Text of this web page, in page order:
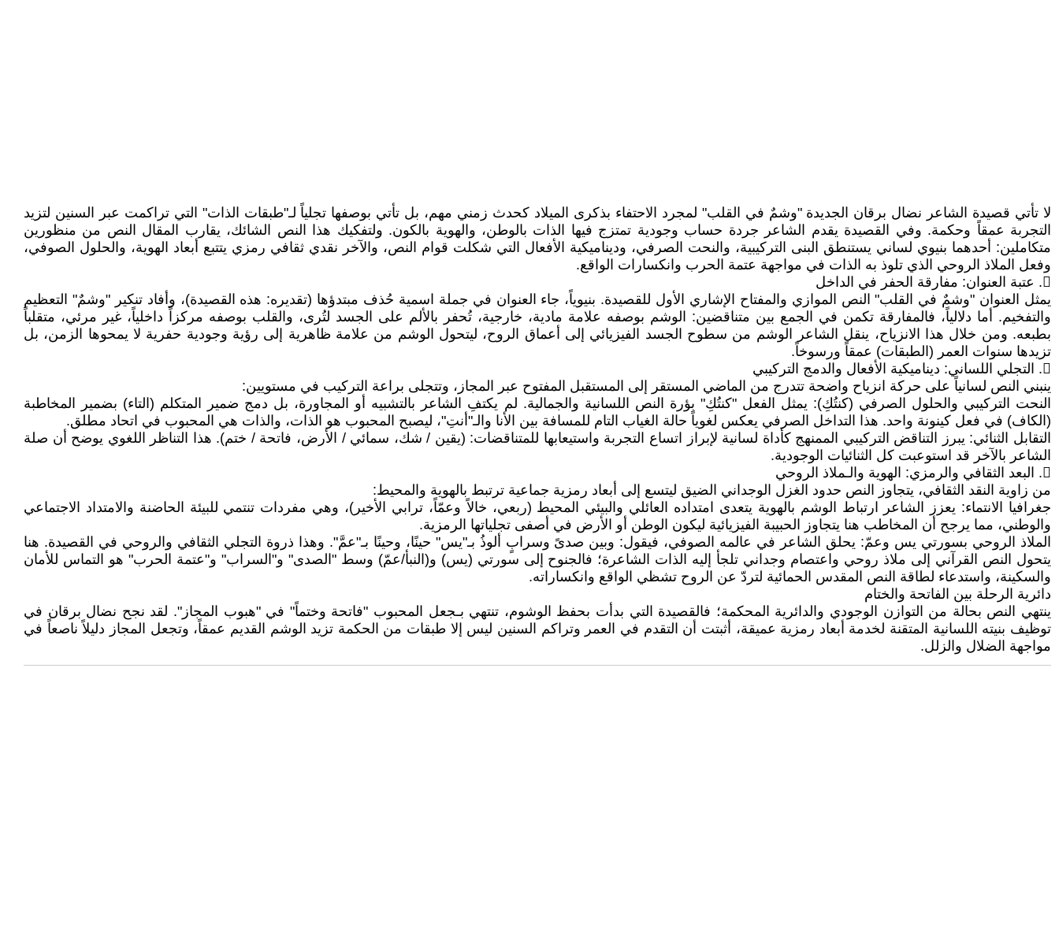
لا تأتي قصيدة الشاعر نضال برقان الجديدة "وشمٌ في القلب" لمجرد الاحتفاء بذكرى الميلاد كحدث زمني مهم، بل تأتي بوصفها تجلياً لـ"طبقات الذات" التي تراكمت عبر السنين لتزيد
التجربة عمقاً وحكمة. وفي القصيدة يقدم الشاعر جردة حساب وجودية تمتزج فيها الذات بالوطن، والهوية بالكون. ولتفكيك هذا النص الشائك، يقارب المقال النص من منظورين
متكاملين: أحدهما بنيوي لساني يستنطق البنى التركيبية، والنحت الصرفي، وديناميكية الأفعال التي شكلت قوام النص، والآخر نقدي ثقافي رمزي يتتبع أبعاد الهوية، والحلول الصوفي،
وفعل الملاذ الروحي الذي تلوذ به الذات في مواجهة عتمة الحرب وانكسارات الواقع.
𔁯. عتبة العنوان: مفارقة الحفر في الداخل
​يمثل العنوان "وشمٌ في القلب" النص الموازي والمفتاح الإشاري الأول للقصيدة. بنيوياً، جاء العنوان في جملة اسمية حُذف مبتدؤها (تقديره: هذه القصيدة)، وأفاد تنكير "وشمٌ" التعظيم
والتفخيم. أما دلالياً، فالمفارقة تكمن في الجمع بين متناقضين: الوشم بوصفه علامة مادية، خارجية، تُحفر بالألم على الجسد لتُرى، والقلب بوصفه مركزاً داخلياً، غير مرئي، متقلباً
بطبعه. ومن خلال هذا الانزياح، ينقل الشاعر الوشم من سطوح الجسد الفيزيائي إلى أعماق الروح، ليتحول الوشم من علامة ظاهرية إلى رؤية وجودية حفرية لا يمحوها الزمن، بل
تزيدها سنوات العمر (الطبقات) عمقاً ورسوخاً.
𔁰. التجلي اللساني: ديناميكية الأفعال والدمج التركيبي
​ينبني النص لسانياً على حركة انزياح واضحة تتدرج من الماضي المستقر إلى المستقبل المفتوح عبر المجاز، وتتجلى براعة التركيب في مستويين:
​النحت التركيبي والحلول الصرفي (كنتُكِ): يمثل الفعل "كنتُكِ" بؤرة النص اللسانية والجمالية. لم يكتفِ الشاعر بالتشبيه أو المجاورة، بل دمج ضمير المتكلم (التاء) بضمير المخاطبة
(الكاف) في فعل كينونة واحد. هذا التداخل الصرفي يعكس لغوياً حالة الغياب التام للمسافة بين الأنا والـ"أنتِ"، ليصبح المحبوب هو الذات، والذات هي المحبوب في اتحاد مطلق.
​التقابل الثنائي: يبرز التناقض التركيبي الممنهج كأداة لسانية لإبراز اتساع التجربة واستيعابها للمتناقضات: (يقين / شك، سمائي / الأرض، فاتحة / ختم). هذا التناظر اللغوي يوضح أن صلة
الشاعر بالآخر قد استوعبت كل الثنائيات الوجودية.
𔁱. البعد الثقافي والرمزي: الهوية والـملاذ الروحي
​من زاوية النقد الثقافي، يتجاوز النص حدود الغزل الوجداني الضيق ليتسع إلى أبعاد رمزية جماعية ترتبط بالهوية والمحيط:
​جغرافيا الانتماء: يعزز الشاعر ارتباط الوشم بالهوية يتعدى امتداده العائلي والبيئي المحيط (ربعي، خالاً وعمّاً، ترابي الأخير)، وهي مفردات تنتمي للبيئة الحاضنة والامتداد الاجتماعي
والوطني، مما يرجح أن المخاطب هنا يتجاوز الحبيبة الفيزيائية ليكون الوطن أو الأرض في أصفى تجلياتها الرمزية.
​الملاذ الروحي بسورتي يس وعمّ: يحلق الشاعر في عالمه الصوفي، فيقول: وبين صدىً وسرابٍ ألوذُ بـ"يس" حينًا، وحينًا بـ"عمَّ". وهذا ذروة التجلي الثقافي والروحي في القصيدة. هنا
يتحول النص القرآني إلى ملاذ روحي واعتصام وجداني تلجأ إليه الذات الشاعرة؛ فالجنوح إلى سورتي (يس) و(النبأ/عمّ) وسط "الصدى" و"السراب" و"عتمة الحرب" هو التماس للأمان
والسكينة، واستدعاء لطاقة النص المقدس الحمائية لتردّ عن الروح تشظي الواقع وانكساراته.
​دائرية الرحلة بين الفاتحة والختام
​ينتهي النص بحالة من التوازن الوجودي والدائرية المحكمة؛ فالقصيدة التي بدأت بحفظ الوشوم، تنتهي بـجعل المحبوب "فاتحة وختماً" في "هبوب المجاز". لقد نجح نضال برقان في
توظيف بنيته اللسانية المتقنة لخدمة أبعاد رمزية عميقة، أثبتت أن التقدم في العمر وتراكم السنين ليس إلا طبقات من الحكمة تزيد الوشم القديم عمقاً، وتجعل المجاز دليلاً ناصعاً في
مواجهة الضلال والزلل.